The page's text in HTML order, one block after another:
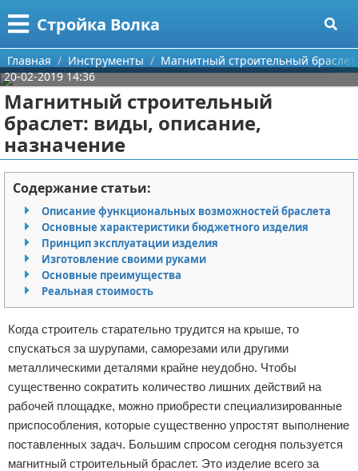
Стройка Волка
Меню
Главная
Категории
Строительство
Мебель
Интерьер и дизайн
Дизайн дачи
Дизайн квартиры
Кухня
Посуда
Ремонт
Ремонт дачи
Ремонт квартиры
Инструменты
Ванная
Домашний быт
Коммунальные услуги
Сантехника
Поиск
О проекте
Контакты
Сотрудничество
Размещение рекламы
Для правообладателей
Условия предоставления информации
Отказ от ответственности
Главная Инструменты
Магнитный строительный
20-02-2019 14:36
Магнитный строительный
браслет: виды, описание,
назначение
Содержание статьи:
Описание функциональных возможностей браслета
Основные характеристики бюджетного изделия
Принцип эксплуатации изделия
Изготовление своими руками
Основные преимущества
Реальная стоимость
Когда строитель старательно трудится на крыше, то
спускаться за шурупами, саморезами или другими
металлическими деталями крайне неудобно. Чтобы
существенно сократить количество лишних действий на
рабочей площадке, можно приобрести специализированные
приспособления, которые существенно упростят выполнение
поставленных задач. Большим спросом сегодня пользуется
магнитный строительный браслет. Это изделие всего за